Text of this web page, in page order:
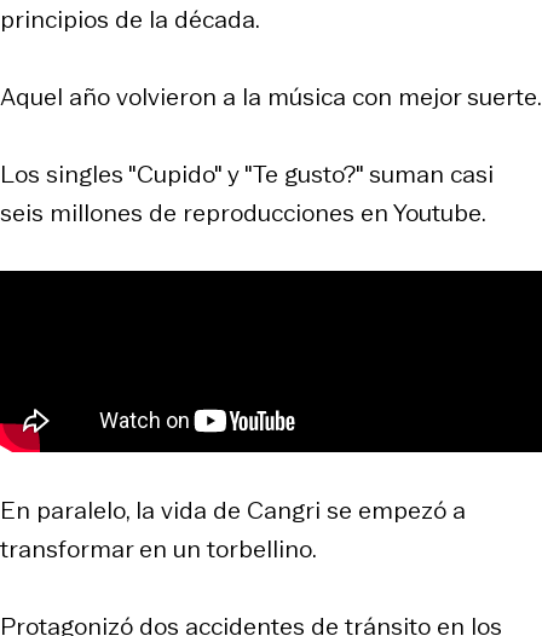
principios de la década.
Aquel año volvieron a la música con mejor suerte.
Los singles "Cupido" y "Te gusto?" suman casi
seis millones de reproducciones en Youtube.
En paralelo, la vida de Cangri se empezó a
transformar en un torbellino.
Protagonizó dos accidentes de tránsito en los